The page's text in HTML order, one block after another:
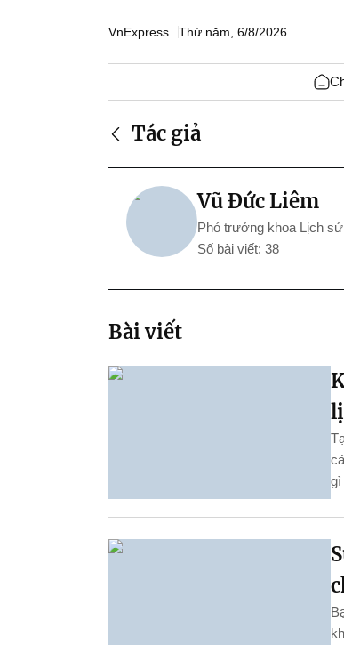
VnExpress Thứ năm, 6/8/2026
Tác giả
Vũ Đức Liêm
Phó trưởng khoa Lịch
Số bài viết: 38
Bài viết
gì